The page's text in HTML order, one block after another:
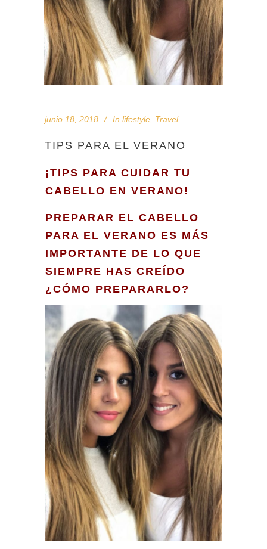
junio 18, 2018 In lifestyle, Travel
TIPS PARA EL VERANO
¡TIPS PARA CUIDAR TU
CABELLO EN VERANO!
PREPARAR EL CABELLO
PARA EL VERANO ES MÁS
IMPORTANTE DE LO QUE
SIEMPRE HAS CREÍDO
¿CÓMO PREPARARLO?